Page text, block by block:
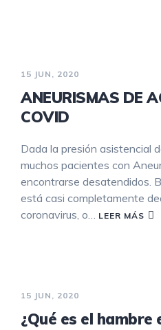
15 JUN, 2020
ANEURISMAS DE
COVID
Dada la presión asistencial
muchos pacientes con
encontrarse desatendidos.
está casi completamente
coronavirus, o… LEER MÁS
15 JUN, 2020
¿Qué es el hambre